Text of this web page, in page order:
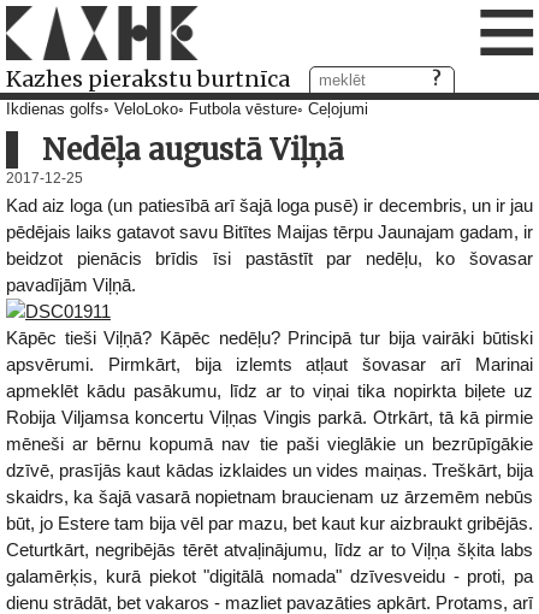
Kazhes pierakstu burtnīca ≡
Ikdienas golfs VeloLoko Futbola vēsture Ceļojumi
Nedēļa augustā Viļņā
2017-12-25
Kad aiz loga (un patiesībā arī šajā loga pusē) ir decembris, un ir jau
pēdējais laiks gatavot savu Bitītes Maijas tērpu Jaunajam gadam, ir
beidzot pienācis brīdis īsi pastāstīt par nedēļu, ko šovasar
pavadījām Viļņā.
Kāpēc tieši Viļņā? Kāpēc nedēļu? Principā tur bija vairāki būtiski
apsvērumi. Pirmkārt, bija izlemts atļaut šovasar arī Marinai
apmeklēt kādu pasākumu, līdz ar to viņai tika nopirkta biļete uz
Robija Viljamsa koncertu Viļņas Vingis parkā. Otrkārt, tā kā pirmie
mēneši ar bērnu kopumā nav tie paši vieglākie un bezrūpīgākie
dzīvē, prasījās kaut kādas izklaides un vides maiņas. Treškārt, bija
skaidrs, ka šajā vasarā nopietnam braucienam uz ārzemēm nebūs
būt, jo Estere tam bija vēl par mazu, bet kaut kur aizbraukt gribējās.
Ceturtkārt, negribējās tērēt atvaļinājumu, līdz ar to Viļņa šķita labs
galamērķis, kurā piekot "digitālā nomada" dzīvesveidu - proti, pa
dienu strādāt, bet vakaros - mazliet pavazāties apkārt. Protams, arī